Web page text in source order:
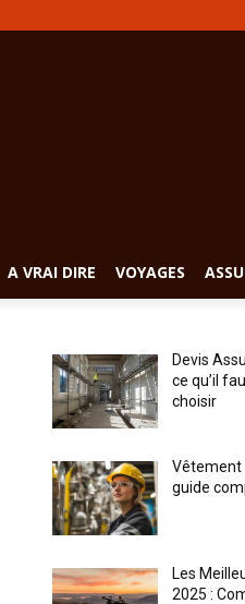
A VRAI DIRE VOYAGES
Devis
ce qu’il
choisir
Vêtement
guide
Les
2025 :